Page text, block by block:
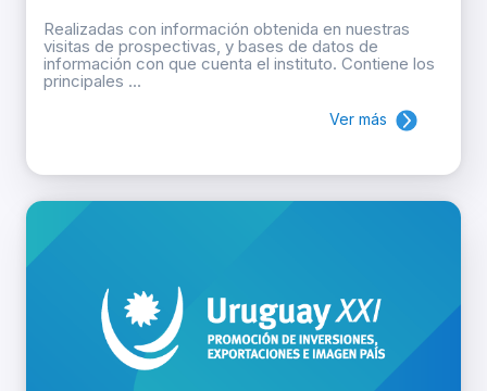
Realizadas con información obtenida en nuestras
visitas de prospectivas, y bases de datos de
información con que cuenta el instituto. Contiene los
principales ...
Ver más